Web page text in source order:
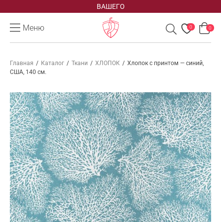
ВАШЕГО
Меню 0 0
Главная / Каталог / Ткани / ХЛОПОК / Хлопок с принтом — синий,
США, 140 см.